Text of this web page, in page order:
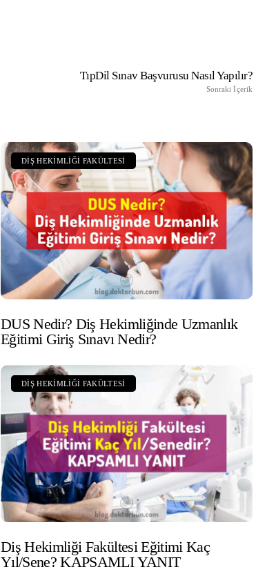
TıpDil Sınav Başvurusu Nasıl Yapılır?
Sonraki İçerik
DIŞ HEKIMLIĞI FAKÜLTESI
DUS Nedir? Diş Hekimliğinde Uzmanlık
Eğitimi Giriş Sınavı Nedir?
DIŞ HEKIMLIĞI FAKÜLTESI
Diş Hekimliği Fakültesi Eğitimi Kaç
Yıl/Sene? KAPSAMLI YANIT